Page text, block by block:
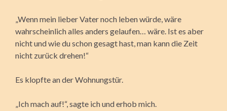
„Wenn mein lieber Vater noch leben würde, wäre
wahrscheinlich alles anders gelaufen… wäre. Ist es aber
nicht und wie du schon gesagt hast, man kann die Zeit
nicht zurück drehen!“
Es klopfte an der Wohnungstür.
„Ich mach auf!“, sagte ich und erhob mich.